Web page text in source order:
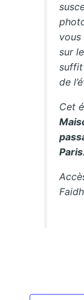
vous
sur
suffit
de
Cet
Paris.